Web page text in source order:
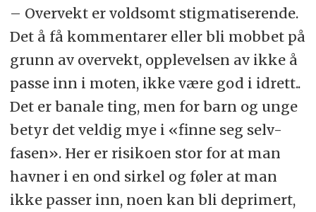
– Overvekt er voldsomt stigmatiserende.
Det å få kommentarer eller bli mobbet på
grunn av overvekt, opplevelsen av ikke å
passe inn i moten, ikke være god i idrett..
Det er banale ting, men for barn og unge
betyr det veldig mye i «finne seg selv-
fasen». Her er risikoen stor for at man
havner i en ond sirkel og føler at man
ikke passer inn, noen kan bli deprimert,